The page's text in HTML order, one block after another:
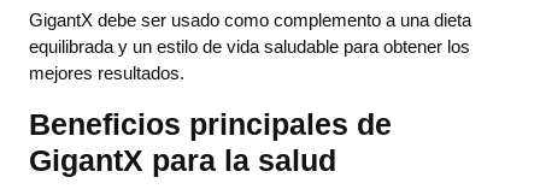
GigantX debe ser usado como complemento a una dieta
equilibrada y un estilo de vida saludable para obtener los
mejores resultados.
Beneficios principales de
GigantX para la salud